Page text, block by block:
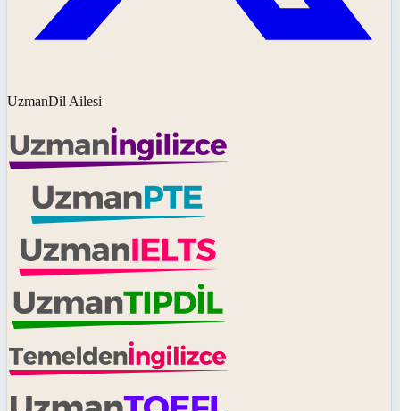
UzmanDil Ailesi